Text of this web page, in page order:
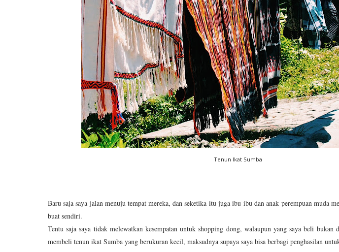
Tenun Ikat Sumba
Baru saja saya jalan menuju tempat mereka, dan seketika itu juga ibu-ibu dan anak perempuan muda
buat sendiri.
Tentu saja saya tidak melewatkan kesempatan untuk shopping dong, walaupun yang saya beli bukan
membeli tenun ikat Sumba yang berukuran kecil, maksudnya supaya saya bisa berbagi penghasilan